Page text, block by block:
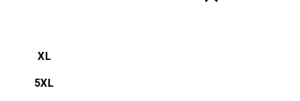
XL
5XL